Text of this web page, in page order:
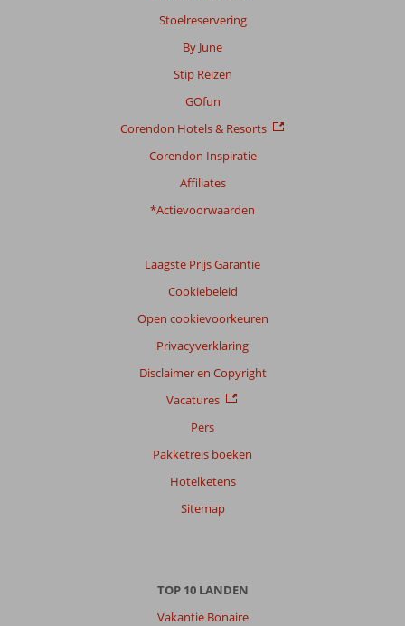
Stoelreservering
By June
Stip Reizen
GOfun
Corendon Hotels & Resorts
Corendon Inspiratie
Affiliates
*Actievoorwaarden
Laagste Prijs Garantie
Cookiebeleid
Open cookievoorkeuren
Privacyverklaring
Disclaimer en Copyright
Vacatures
Pers
Pakketreis boeken
Hotelketens
Sitemap
TOP 10 LANDEN
Vakantie Bonaire